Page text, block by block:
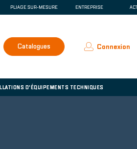
PLIAGE
PLIAGE SUR-MESURE
ENTREPRISE
Catalogues Connexion
D'ÉQUIPEMENTS TECHNIQUES